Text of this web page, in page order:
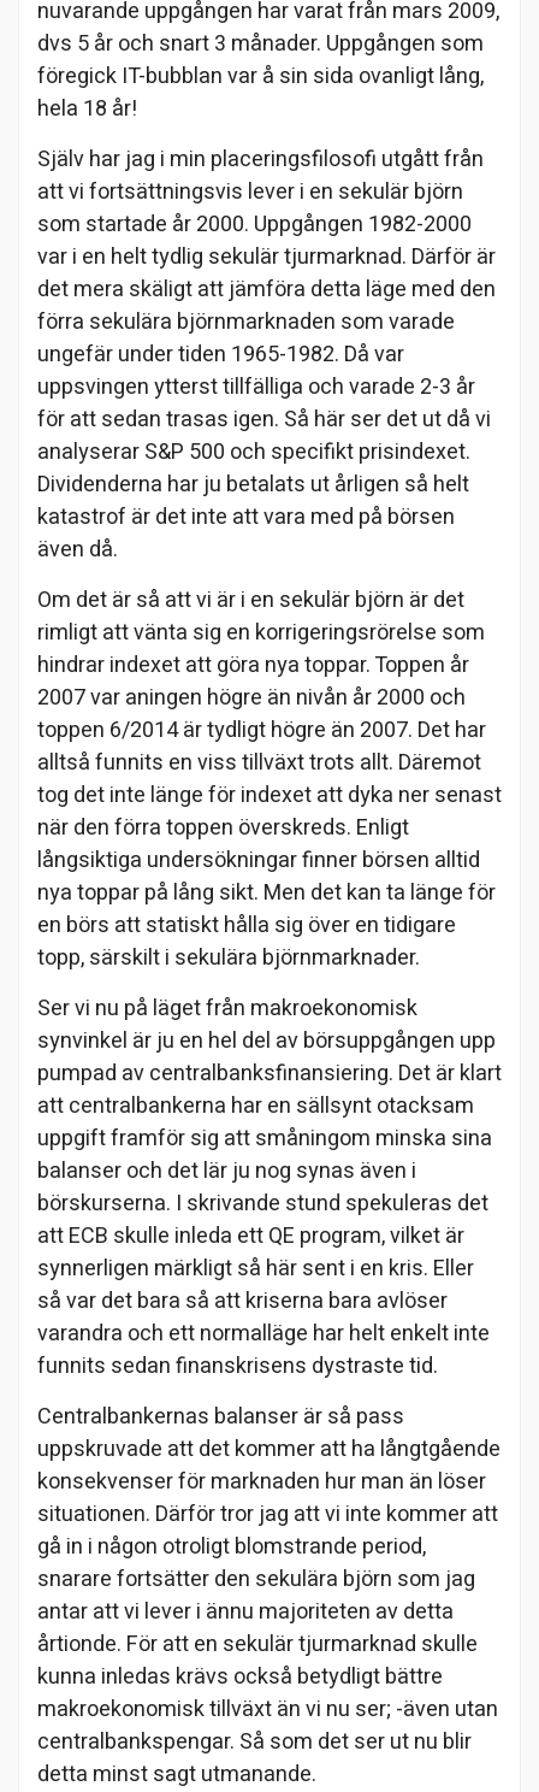
nuvarande uppgången har varat från mars 2009,
dvs 5 år och snart 3 månader. Uppgången som
föregick IT-bubblan var å sin sida ovanligt lång,
hela 18 år!
Själv har jag i min placeringsfilosofi utgått från
att vi fortsättningsvis lever i en sekulär björn
som startade år 2000. Uppgången 1982-2000
var i en helt tydlig sekulär tjurmarknad. Därför är
det mera skäligt att jämföra detta läge med den
förra sekulära björnmarknaden som varade
ungefär under tiden 1965-1982. Då var
uppsvingen ytterst tillfälliga och varade 2-3 år
för att sedan trasas igen. Så här ser det ut då vi
analyserar S&P 500 och specifikt prisindexet.
Dividenderna har ju betalats ut årligen så helt
katastrof är det inte att vara med på börsen
även då.
Om det är så att vi är i en sekulär björn är det
rimligt att vänta sig en korrigeringsrörelse som
hindrar indexet att göra nya toppar. Toppen år
2007 var aningen högre än nivån år 2000 och
toppen 6/2014 är tydligt högre än 2007. Det har
alltså funnits en viss tillväxt trots allt. Däremot
tog det inte länge för indexet att dyka ner senast
när den förra toppen överskreds. Enligt
långsiktiga undersökningar finner börsen alltid
nya toppar på lång sikt. Men det kan ta länge för
en börs att statiskt hålla sig över en tidigare
topp, särskilt i sekulära björnmarknader.
Ser vi nu på läget från makroekonomisk
synvinkel är ju en hel del av börsuppgången upp
pumpad av centralbanksfinansiering. Det är klart
att centralbankerna har en sällsynt otacksam
uppgift framför sig att småningom minska sina
balanser och det lär ju nog synas även i
börskurserna. I skrivande stund spekuleras det
att ECB skulle inleda ett QE program, vilket är
synnerligen märkligt så här sent i en kris. Eller
så var det bara så att kriserna bara avlöser
varandra och ett normalläge har helt enkelt inte
funnits sedan finanskrisens dystraste tid.
Centralbankernas balanser är så pass
uppskruvade att det kommer att ha långtgående
konsekvenser för marknaden hur man än löser
situationen. Därför tror jag att vi inte kommer att
gå in i någon otroligt blomstrande period,
snarare fortsätter den sekulära björn som jag
antar att vi lever i ännu majoriteten av detta
årtionde. För att en sekulär tjurmarknad skulle
kunna inledas krävs också betydligt bättre
makroekonomisk tillväxt än vi nu ser; -även utan
centralbankspengar. Så som det ser ut nu blir
detta minst sagt utmanande.